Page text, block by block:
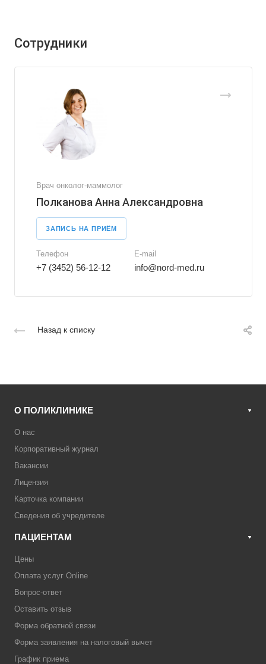
Сотрудники
Врач онколог-маммолог
Полканова Анна Александровна
ЗАПИСЬ НА ПРИЁМ
Телефон
+7 (3452) 56-12-12
E-mail
info@nord-med.ru
Назад к списку
О ПОЛИКЛИНИКЕ
О нас
Корпоративный журнал
Вакансии
Лицензия
Карточка компании
Сведения об учредителе
ПАЦИЕНТАМ
Цены
Оплата услуг Online
Вопрос-ответ
Оставить отзыв
Форма обратной связи
Форма заявления на налоговый вычет
График приема